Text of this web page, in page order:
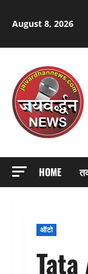
August 8, 2026
HOME
ऑटो